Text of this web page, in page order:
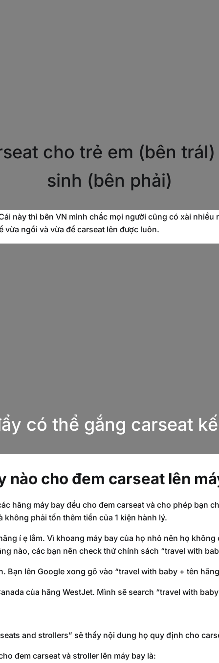
cho trẻ em (bên
sinh (bên phải)
này thì bên VN mình chắc mọi người cũng có xài nhiều
vừa ngồi và vừa để carseat lên được luôn.
có thể gắng carseat
nào cho đem carseat lên
hãng máy bay đều cho đem carseat và cho phép bạn
không phải tốn thêm tiền của 1 kiện hành lý.
í ẹ lắm. Vì khoang máy bay của họ nhỏ nên họ
nào, các bạn nên check thử chính sách “travel with
Bạn lên Google xong gõ vào “travel with baby + tên
của hãng WestJet. Mình sẽ search “travel with
and strollers” sẽ thấy nội dung họ quy định cho
đem carseat và stroller lên máy bay là: